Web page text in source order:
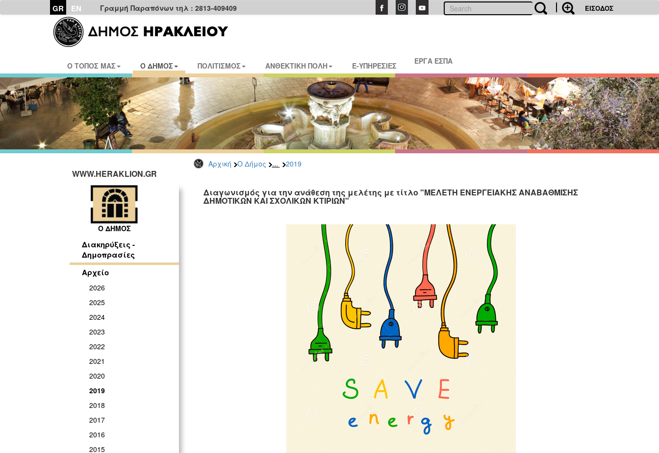
GR EN Γραμμή Παραπόνων τηλ : 2813-409409 ΕΙΣΟΔΟΣ
Ο ΤΟΠΟΣ ΜΑΣ Ο ΔΗΜΟΣ ΠΟΛΙΤΙΣΜΟΣ ΑΝΘΕΚΤΙΚΗ ΠΟΛΗ E-ΥΠΗΡΕΣΙΕΣ ΕΡΓΑ ΕΣΠΑ
Αρχική Ο Δήμος ... 2019
WWW.HERAKLION.GR
Ο ΔΗΜΟΣ
Διακηρύξεις -
Δημοπρασίες
Αρχείο
2026
2025
2024
2023
2022
2021
2020
2019
2018
2017
2016
2015
Διαγωνισμός για την ανάθεση της μελέτης με τίτλο "ΜΕΛΕΤΗ ΕΝΕΡΓΕΙΑΚΗΣ ΑΝΑΒΑΘΜΙΣΗΣ
ΔΗΜΟΤΙΚΩΝ ΚΑΙ ΣΧΟΛΙΚΩΝ ΚΤΙΡΙΩΝ"